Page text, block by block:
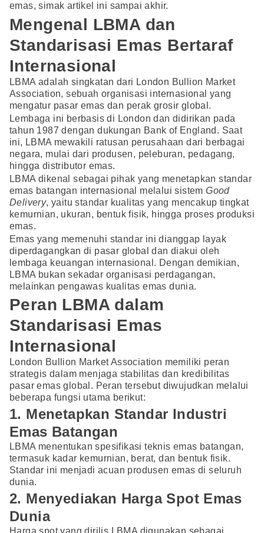
emas, simak artikel ini sampai akhir.
Mengenal LBMA dan
Standarisasi Emas Bertaraf
Internasional
LBMA adalah singkatan dari London Bullion Market
Association, sebuah organisasi internasional yang
mengatur pasar emas dan perak grosir global.
Lembaga ini berbasis di London dan didirikan pada
tahun 1987 dengan dukungan Bank of England. Saat
ini, LBMA mewakili ratusan perusahaan dari berbagai
negara, mulai dari produsen, peleburan, pedagang,
hingga distributor emas.
LBMA dikenal sebagai pihak yang menetapkan standar
emas batangan internasional melalui sistemGood
Delivery, yaitu standar kualitas yang mencakup tingkat
kemurnian, ukuran, bentuk fisik, hingga proses produksi
emas.
Emas yang memenuhi standar ini dianggap layak
diperdagangkan di pasar global dan diakui oleh
lembaga keuangan internasional. Dengan demikian,
LBMA bukan sekadar organisasi perdagangan,
melainkan pengawas kualitas emas dunia.
Peran LBMA dalam
Standarisasi Emas
Internasional
London Bullion Market Association memiliki peran
strategis dalam menjaga stabilitas dan kredibilitas
pasar emas global. Peran tersebut diwujudkan melalui
beberapa fungsi utama berikut:
1. Menetapkan Standar Industri
Emas Batangan
LBMA menentukan spesifikasi teknis emas batangan,
termasuk kadar kemurnian, berat, dan bentuk fisik.
Standar ini menjadi acuan produsen emas di seluruh
dunia.
2. Menyediakan Harga Spot Emas
Dunia
Harga spot yang dirilis LBMA digunakan sebagai